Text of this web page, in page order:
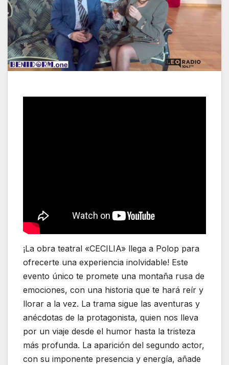
¡La obra teatral «CECILIA» llega a Polop para
ofrecerte una experiencia inolvidable! Este
evento único te promete una montaña rusa de
emociones, con una historia que te hará reír y
llorar a la vez. La trama sigue las aventuras y
anécdotas de la protagonista, quien nos lleva
por un viaje desde el humor hasta la tristeza
más profunda. La aparición del segundo actor,
con su imponente presencia y energía, añade